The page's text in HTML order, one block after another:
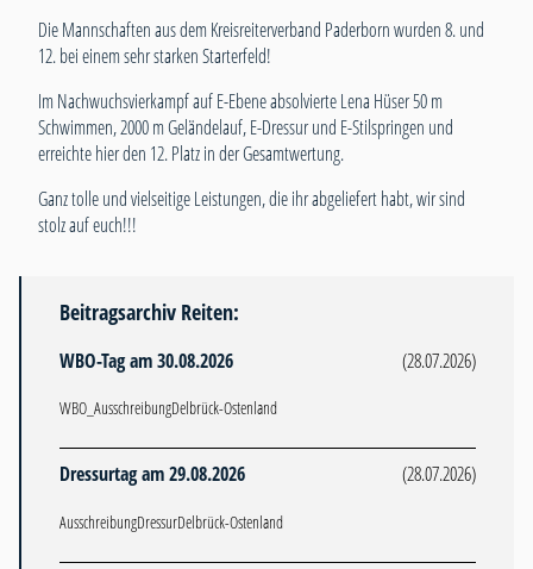
Die Mannschaften aus dem Kreisreiterverband Paderborn wurden 8. und
12. bei einem sehr starken Starterfeld!
Im Nachwuchsvierkampf auf E-Ebene absolvierte Lena Hüser 50 m
Schwimmen, 2000 m Geländelauf, E-Dressur und E-Stilspringen und
erreichte hier den 12. Platz in der Gesamtwertung.
Ganz tolle und vielseitige Leistungen, die ihr abgeliefert habt, wir sind
stolz auf euch!!!
Beitragsarchiv Reiten:
WBO-Tag am 30.08.2026 (28.07.2026)
WBO_AusschreibungDelbrück-Ostenland
Dressurtag am 29.08.2026 (28.07.2026)
AusschreibungDressurDelbrück-Ostenland